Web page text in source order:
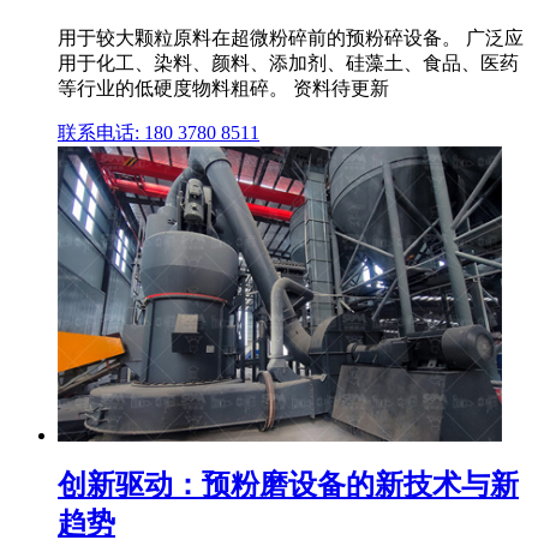
用于较大颗粒原料在超微粉碎前的预粉碎设备。 广泛应
用于化工、染料、颜料、添加剂、硅藻土、食品、医药
等行业的低硬度物料粗碎。 资料待更新
联系电话: 180 3780 8511
创新驱动：预粉磨设备的新技术与新
趋势